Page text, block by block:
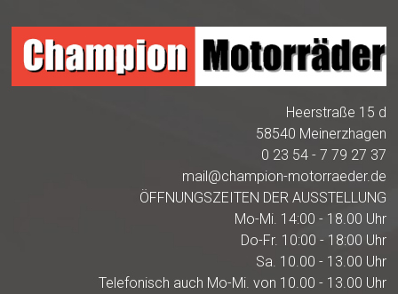
Heerstraße 15 d
58540 Meinerzhagen
0 23 54 - 7 79 27 37
mail@champion-motorraeder.de
ÖFFNUNGSZEITEN DER AUSSTELLUNG
Mo-Mi. 14:00 - 18.00 Uhr
Do-Fr. 10:00 - 18:00 Uhr
Sa. 10.00 - 13.00 Uhr
Telefonisch auch Mo-Mi. von 10.00 - 13.00 Uhr